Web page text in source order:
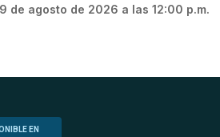
9 de agosto de 2026 a las 12:00 p.m.
EN